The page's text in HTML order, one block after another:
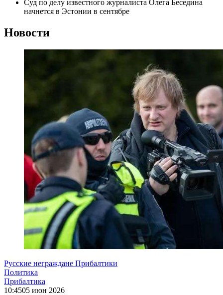
Суд по делу известного журналиста Олега Беседина
начнется в Эстонии в сентябре
Новости
Русские неграждане Прибалтики
Политика
Прибалтика
10:4505 июн 2026